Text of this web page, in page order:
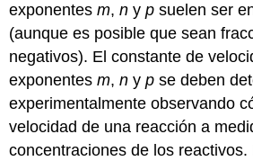
exponentesm,n yp suelen ser
(aunque es posible que sean
negativos). El constante de
exponentesm,n ypse deben
experimentalmente observando
velocidad de una reacción a
concentraciones de los